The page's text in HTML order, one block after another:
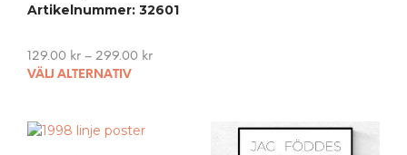
Artikelnummer: 32601
129.00 kr – 299.00 kr
VÄLJ ALTERNATIV
multiple